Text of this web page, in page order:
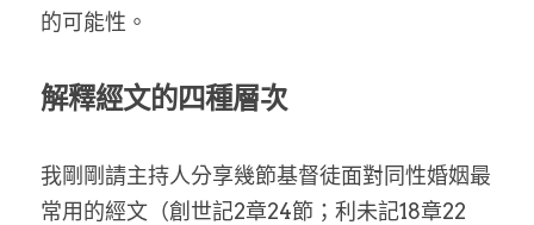
的可能性。
解釋經文的四種層次
我剛剛請主持人分享幾節基督徒面對同性婚姻最
常用的經文（創世記2章24節；利未記18章22